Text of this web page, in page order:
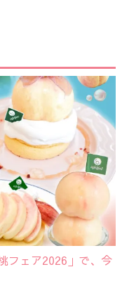
フェア2026」で、今